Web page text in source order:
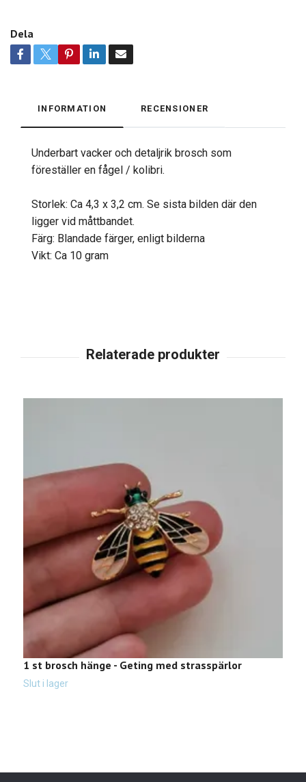
Dela
INFORMATION RECENSIONER
Underbart vacker och detaljrik brosch som
föreställer en fågel / kolibri.
Storlek: Ca 4,3 x 3,2 cm. Se sista bilden där den
ligger vid måttbandet.
Färg: Blandade färger, enligt bilderna
Vikt: Ca 10 gram
1 st brosch hänge - Geting med strasspärlor
Slut i lager